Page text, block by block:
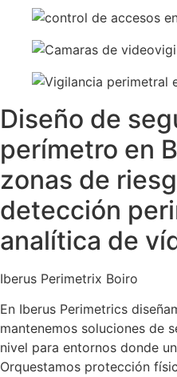
Diseño de
perímetro en
zonas de
detección
analítica de
Iberus Perimetrix Boiro
En Iberus Perimetrics
mantenemos soluciones de
nivel para entornos donde
Orquestamos protección